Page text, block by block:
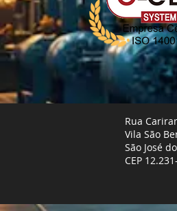
Rua
Vila São
São José
CEP